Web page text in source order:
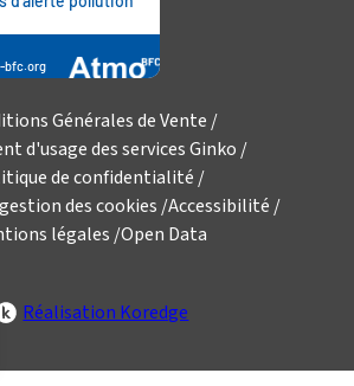
Générales de Vente
d'usage des services Ginko
de confidentialité
des cookies Accessibilité
légales Open Data
Réalisation Koredge